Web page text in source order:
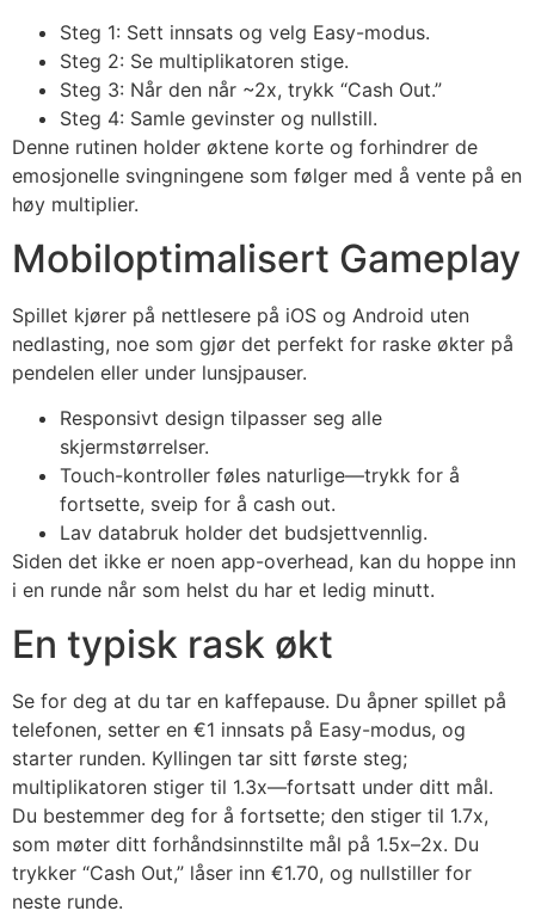
Steg 1: Sett innsats og velg Easy-modus.
Steg 2: Se multiplikatoren stige.
Steg 3: Når den når ~2x, trykk “Cash Out.”
Steg 4: Samle gevinster og nullstill.
Denne rutinen holder øktene korte og forhindrer de
emosjonelle svingningene som følger med å vente på en
høy multiplier.
Mobiloptimalisert Gameplay
Spillet kjører på nettlesere på iOS og Android uten
nedlasting, noe som gjør det perfekt for raske økter på
pendelen eller under lunsjpauser.
Responsivt design tilpasser seg alle
skjermstørrelser.
Touch-kontroller føles naturlige—trykk for å
fortsette, sveip for å cash out.
Lav databruk holder det budsjettvennlig.
Siden det ikke er noen app-overhead, kan du hoppe inn
i en runde når som helst du har et ledig minutt.
En typisk rask økt
Se for deg at du tar en kaffepause. Du åpner spillet på
telefonen, setter en €1 innsats på Easy-modus, og
starter runden. Kyllingen tar sitt første steg;
multiplikatoren stiger til 1.3x—fortsatt under ditt mål.
Du bestemmer deg for å fortsette; den stiger til 1.7x,
som møter ditt forhåndsinnstilte mål på 1.5x–2x. Du
trykker “Cash Out,” låser inn €1.70, og nullstiller for
neste runde.